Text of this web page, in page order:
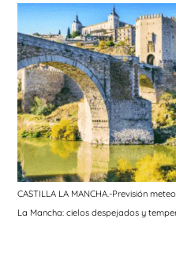
CASTILLA LA MANCHA.-Previsión
La Mancha: cielos despejados y